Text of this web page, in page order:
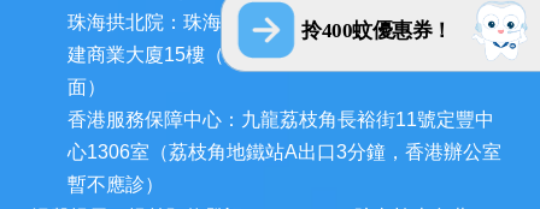
拎400蚊優惠券！
珠海拱北院：珠海市香洲區拱北迎賓南路1155號中
建商業大廈15樓（近拱北口岸，迎賓百貨廣場對
面）
香港服務保障中心：九龍荔枝角長裕街11號定豐中
心1306室（荔枝角地鐵站A出口3分鐘，香港辦公室
暫不應診）